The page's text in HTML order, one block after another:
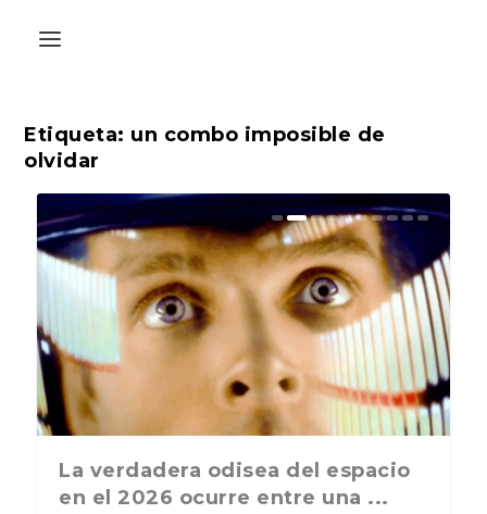
Etiqueta: un combo imposible de
olvidar
La última postal de la temporada
nos recuerda que nos vamos ...
La verdadera odisea del espacio
en el 2026 ocurre entre una ...